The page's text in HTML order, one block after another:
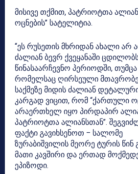
მისივე თქმით, პატრიოტთა
ოცნების” სატელიტია.
“ეს რუსეთის მხრიდან ახალი არ
ძალიან ბევრ ქვეყანაში
წინასაარჩევნო პერიოდში, თუმცა
რომელსაც ღირსეული
საქმეზე მიდის ძალიან
კარგად ვიცით, რომ “ქართული
არაერთხელ იყო პირდაპირ
პატრიოტთა ალიანსთან”.
ფაქტი გავიხსენოთ – სალომე
ზურაბიშვილის მეორე ტურის წინ
მათი კავშირი და ერთად
ეპიზოდი.